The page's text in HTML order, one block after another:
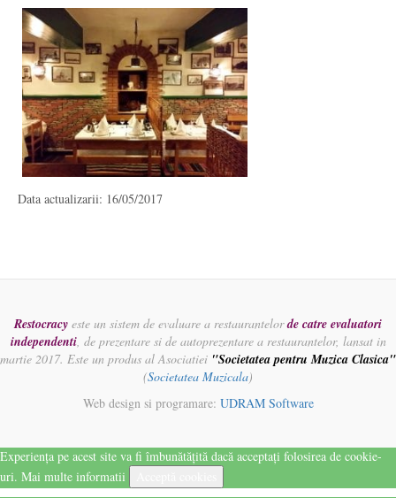
Data actualizarii: 16/05/2017
Restocracy este un sistem de evaluare a restaurantelorde catre evaluatori
independenti, de prezentare si de autoprezentare a restaurantelor, lansat in
martie 2017. Este un produs al Asociatiei "Societatea pentru Muzica Clasica"
(Societatea Muzicala)
Web design si programare: UDRAM Software
Experiența pe acest site va fi îmbunătățită dacă acceptați folosirea de cookie-
uri. Mai multe informatii